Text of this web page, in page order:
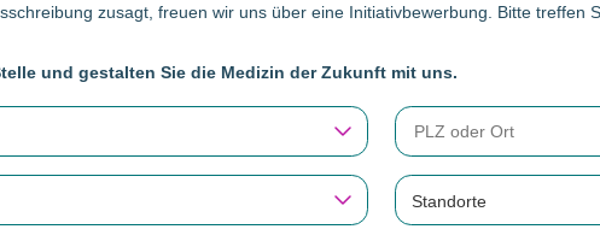
zusagt, freuen wir uns über eine Initiativbewerbung. Bitte treffen
und gestalten Sie die Medizin der Zukunft mit uns.
Standorte